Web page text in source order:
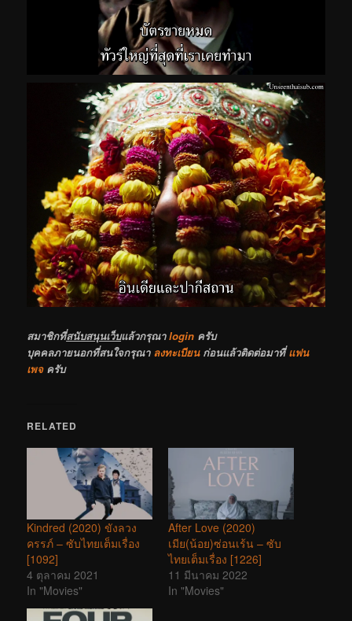
สมาชิกที่สนับสนุนเว็บแล้วกรุณาlogin ครับ
บุคคลภายนอกที่สนใจกรุณา ลงทะเบียนก่อนแล้วติดต่อมาที่แฟน
เพจครับ
RELATED
Kindred (2020) ขังลวง
ครรภ์ – ซับไทยเต็มเรื่อง
[1092]
4 ตุลาคม 2021
In "Movies"
After Love (2020)
เมีย(น้อย)ซ่อนเร้น – ซับ
ไทยเต็มเรื่อง [1226]
11 มีนาคม 2022
In "Movies"